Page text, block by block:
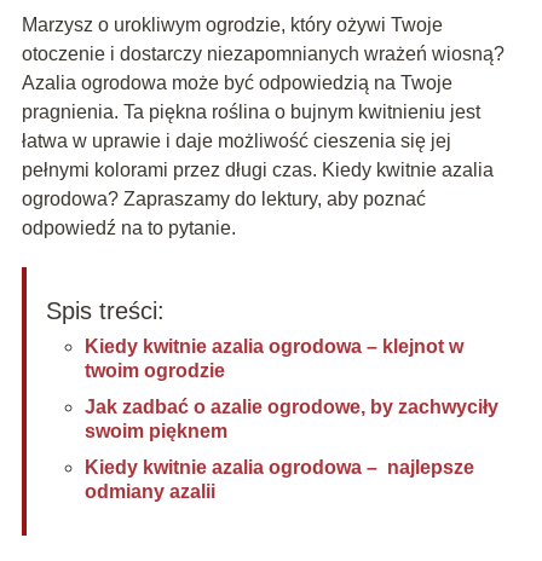
Marzysz o urokliwym ogrodzie, który ożywi Twoje
otoczenie i dostarczy niezapomnianych wrażeń wiosną?
Azalia ogrodowa może być odpowiedzią na Twoje
pragnienia. Ta piękna roślina o bujnym kwitnieniu jest
łatwa w uprawie i daje możliwość cieszenia się jej
pełnymi kolorami przez długi czas. Kiedy kwitnie azalia
ogrodowa? Zapraszamy do lektury, aby poznać
odpowiedź na to pytanie.
Spis treści:
Kiedy kwitnie azalia ogrodowa – klejnot w
twoim ogrodzie
Jak zadbać o azalie ogrodowe, by zachwyciły
swoim pięknem
Kiedy kwitnie azalia ogrodowa – najlepsze
odmiany azalii